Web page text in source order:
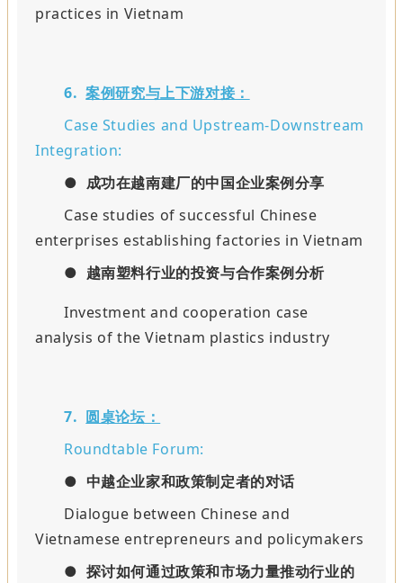
practices in Vietnam
6.案例研究与上下游对接：
Case Studies and Upstream-Downstream
Integration:
● 成功在越南建厂的中国企业案例分享
Case studies of successful Chinese
enterprises establishing factories in Vietnam
● 越南塑料行业的投资与合作案例分析
Investment and cooperation case
analysis of the Vietnam plastics industry
7. 圆桌论坛：
Roundtable Forum:
● 中越企业家和政策制定者的对话
Dialogue between Chinese and
Vietnamese entrepreneurs and policymakers
● 探讨如何通过政策和市场力量推动行业的